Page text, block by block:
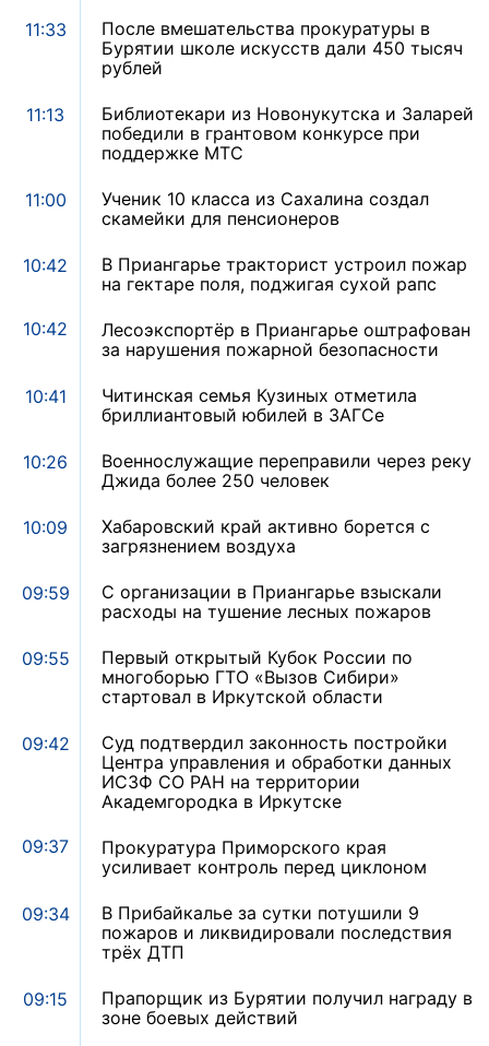
11:33
После вмешательства прокуратуры в
Бурятии школе искусств дали 450 тысяч
рублей
11:13
Библиотекари из Новонукутска и Заларей
победили в грантовом конкурсе при
поддержке МТС
11:00
Ученик 10 класса из Сахалина создал
скамейки для пенсионеров
10:42
В Приангарье тракторист устроил пожар
на гектаре поля, поджигая сухой рапс
10:42
Лесоэкспортёр в Приангарье оштрафован
за нарушения пожарной безопасности
10:41
Читинская семья Кузиных отметила
бриллиантовый юбилей в ЗАГСе
10:26
Военнослужащие переправили через реку
Джида более 250 человек
10:09
Хабаровский край активно борется с
загрязнением воздуха
09:59
С организации в Приангарье взыскали
расходы на тушение лесных пожаров
09:55
Первый открытый Кубок России по
многоборью ГТО «Вызов Сибири»
стартовал в Иркутской области
09:42
Суд подтвердил законность постройки
Центра управления и обработки данных
ИСЗФ СО РАН на территории
Академгородка в Иркутске
09:37
Прокуратура Приморского края
усиливает контроль перед циклоном
09:34
В Прибайкалье за сутки потушили 9
пожаров и ликвидировали последствия
трёх ДТП
09:15
Прапорщик из Бурятии получил награду в
зоне боевых действий